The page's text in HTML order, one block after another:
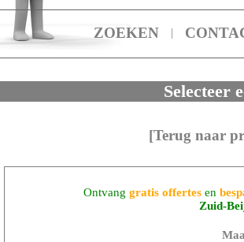
ZOEKEN |
Selecteer
[Terug naar
Ontvang gratis offertesen
Zuid-